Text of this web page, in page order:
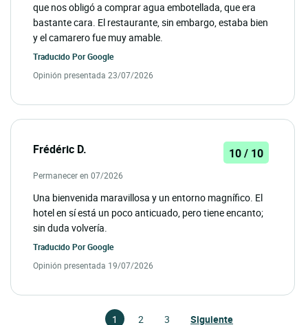
que nos obligó a comprar agua embotellada, que era
bastante cara. El restaurante, sin embargo, estaba bien
y el camarero fue muy amable.
Traducido PorGoogle
Opinión presentada 23/07/2026
Frédéric D. 10 / 10
Permanecer en 07/2026
Una bienvenida maravillosa y un entorno magnífico. El
hotel en sí está un poco anticuado, pero tiene encanto;
sin duda volvería.
Traducido PorGoogle
Opinión presentada 19/07/2026
1 2 3 Siguiente